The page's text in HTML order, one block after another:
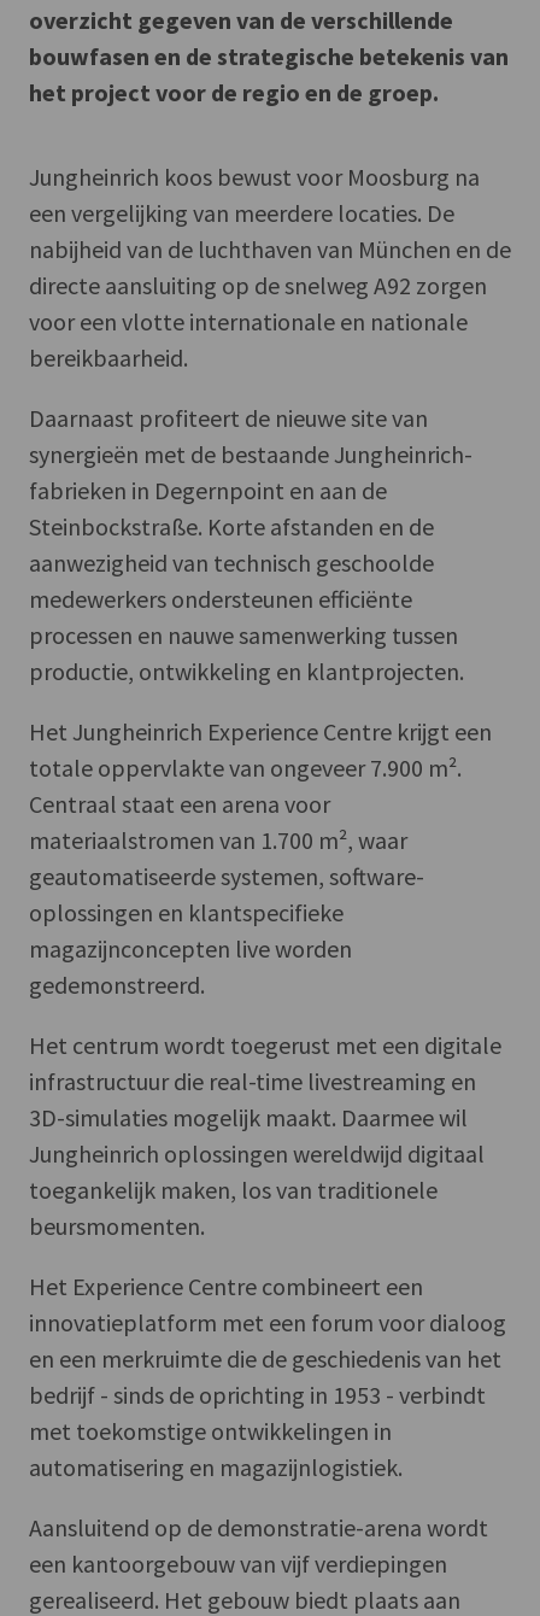
overzicht gegeven van de verschillende
bouwfasen en de strategische betekenis van
het project voor de regio en de groep.
Jungheinrich koos bewust voor Moosburg na
een vergelijking van meerdere locaties. De
nabijheid van de luchthaven van München en de
directe aansluiting op de snelweg A92 zorgen
voor een vlotte internationale en nationale
bereikbaarheid.
Daarnaast profiteert de nieuwe site van
synergieën met de bestaande Jungheinrich-
fabrieken in Degernpoint en aan de
Steinbockstraße. Korte afstanden en de
aanwezigheid van technisch geschoolde
medewerkers ondersteunen efficiënte
processen en nauwe samenwerking tussen
productie, ontwikkeling en klantprojecten.
Het Jungheinrich Experience Centre krijgt een
totale oppervlakte van ongeveer 7.900 m².
Centraal staat een arena voor
materiaalstromen van 1.700 m², waar
geautomatiseerde systemen, software-
oplossingen en klantspecifieke
magazijnconcepten live worden
gedemonstreerd.
Het centrum wordt toegerust met een digitale
infrastructuur die real-time livestreaming en
3D-simulaties mogelijk maakt. Daarmee wil
Jungheinrich oplossingen wereldwijd digitaal
toegankelijk maken, los van traditionele
beursmomenten.
Het Experience Centre combineert een
innovatieplatform met een forum voor dialoog
en een merkruimte die de geschiedenis van het
bedrijf - sinds de oprichting in 1953 - verbindt
met toekomstige ontwikkelingen in
automatisering en magazijnlogistiek.
Aansluitend op de demonstratie-arena wordt
een kantoorgebouw van vijf verdiepingen
gerealiseerd. Het gebouw biedt plaats aan